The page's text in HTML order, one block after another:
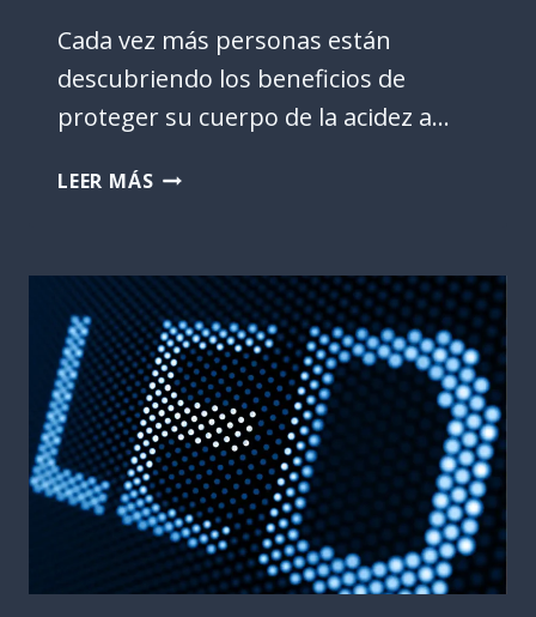
Cada vez más personas están
descubriendo los beneficios de
proteger su cuerpo de la acidez a…
LEER MÁS DESCUBRE
LA
CLAVE
PARA
UN
CUERPO
SALUDABLE
Y
EQUILIBRADO